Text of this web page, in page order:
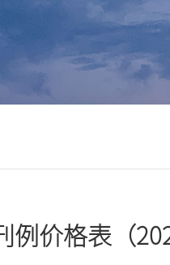
CCTV14少儿频道
湖南卫视
重庆卫视
例价格表（